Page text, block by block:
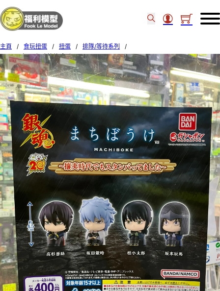
主頁 / 食玩扭蛋 / 扭蛋 / 排隊/等待系列
/
BANDAI扭蛋 銀魂等待系列4 SET OF 4 (20)